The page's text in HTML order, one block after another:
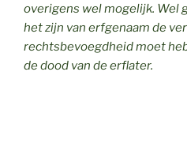
overigens wel mogelijk. Wel
het zijn van erfgenaam de
rechtsbevoegdheid moet
de dood van de erflater.